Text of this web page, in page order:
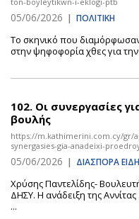
05/06/2026 | ΠΟΛΙΤΙΚΗ
Το σκηνικό που διαμόρφωσαν
στην ψηφοφορία χθες για
102. Οι συνεργασίες
βουλής
https://m.kathimerini.com.cy/gr/
synergasies-gia-anadeixi-
05/06/2026 | ΔΙΑΣΠΟΡΑ
Χρύσης Παντελίδης-
ΔΗΣΥ. Η ανάδειξη της
...